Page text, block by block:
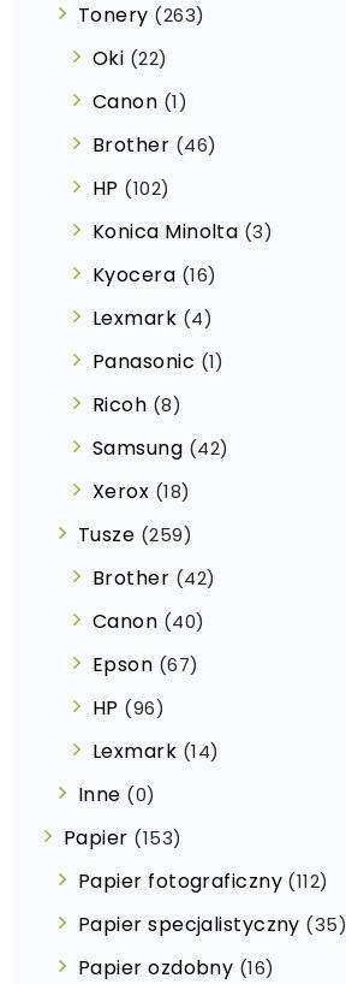
Tonery (263)
Oki (22)
Canon (1)
Brother (46)
HP (102)
Konica Minolta (3)
Kyocera (16)
Lexmark (4)
Panasonic (1)
Ricoh (8)
Samsung (42)
Xerox (18)
Tusze (259)
Brother (42)
Canon (40)
Epson (67)
HP (96)
Lexmark (14)
Inne (0)
Papier (153)
Papier fotograficzny (112)
Papier specjalistyczny (35)
Papier ozdobny (16)